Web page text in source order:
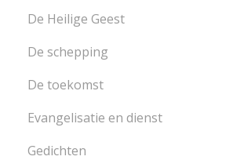
De Heilige Geest
De schepping
De toekomst
Evangelisatie en dienst
Gedichten